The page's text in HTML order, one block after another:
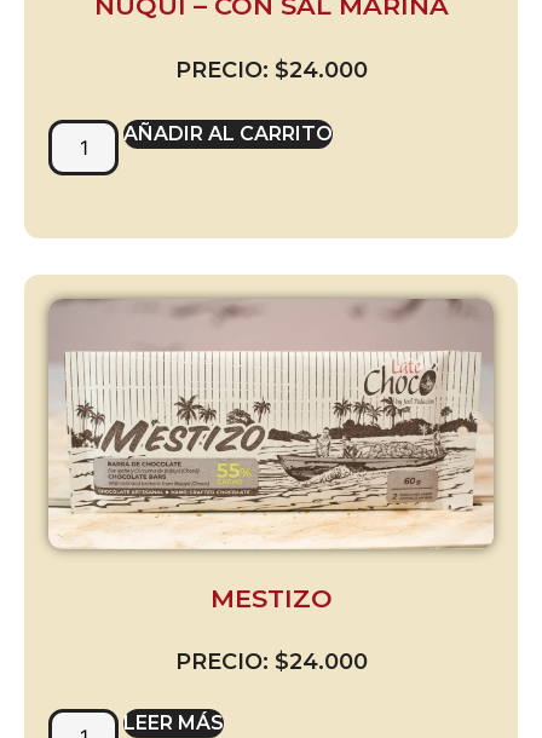
PRECIO: $24.000
AÑADIR AL CARRITO
MESTIZO
PRECIO: $24.000
LEER MÁS